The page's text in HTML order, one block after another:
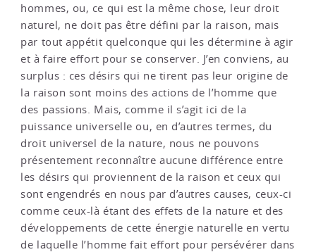
hommes, ou, ce qui est la même chose, leur droit
naturel, ne doit pas être défini par la raison, mais
par tout appétit quelconque qui les détermine à agir
et à faire effort pour se conserver. J’en conviens, au
surplus : ces désirs qui ne tirent pas leur origine de
la raison sont moins des actions de l’homme que
des passions. Mais, comme il s’agit ici de la
puissance universelle ou, en d’autres termes, du
droit universel de la nature, nous ne pouvons
présentement reconnaître aucune différence entre
les désirs qui proviennent de la raison et ceux qui
sont engendrés en nous par d’autres causes, ceux-ci
comme ceux-là étant des effets de la nature et des
développements de cette énergie naturelle en vertu
de laquelle l’homme fait effort pour persévérer dans